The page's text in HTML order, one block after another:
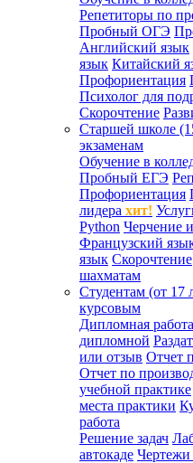
Репетиторы по
Пробный ОГЭ
Английский язык
язык Китайский
Профориентация
Психолог для
Скорочтение
Старшей школе
экзаменам
Обучение в
Пробный ЕГЭ
Профориентация
лидера хит!
Python Черчение
Французский
язык Скорочтение
шахматам
Студентам (от 17
курсовым
Дипломная работа
дипломной
или отзыв Отчет
Отчет по
учебной практике
места практики
работа
Решение задач
автокаде Чертежи